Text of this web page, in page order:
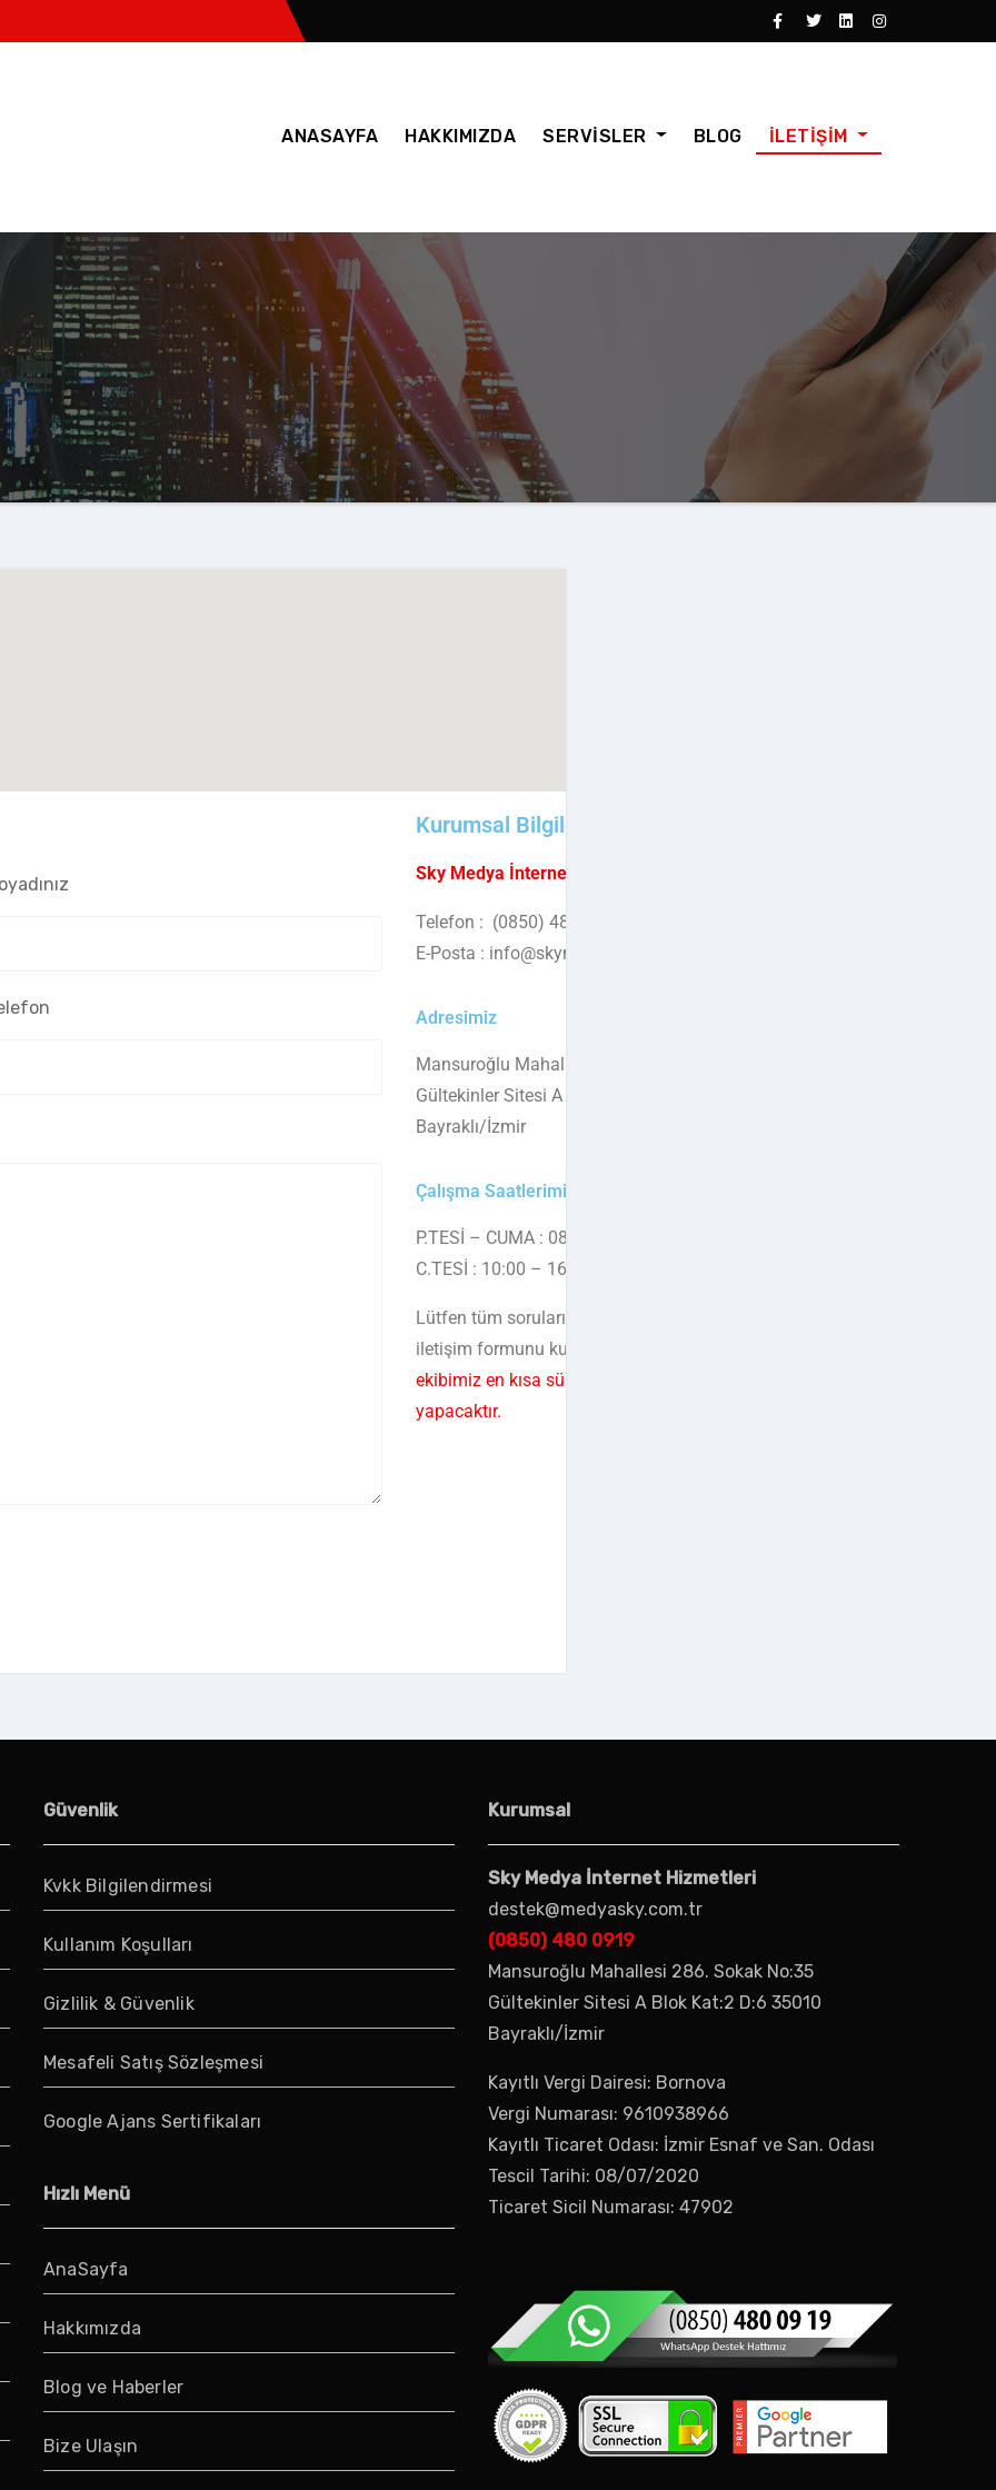
ANASAYFA HAKKIMIZDA SERVİSLER BLOG İLETİŞİM
Kurumsal Bilgiler
Sky Medya İnternet Hizmetleri
Telefon : (0850) 480 0919
E-Posta : info@skymedya.net
Adresimiz
Mansuroğlu Mahallesi 286. Sokak No:35
Gültekinler Sitesi A Blok Kat:2 D:6, 35010
Bayraklı/İzmir
Çalışma Saatlerimiz
P.TESİ – CUMA : 08:00 – 19:00
C.TESİ : 10:00 – 16:00
Lütfen tüm sorularınız ve önerileriniz için
iletişim formunu kullanınız.
ekibimiz en kısa sürede size dönüş
yapacaktır.
Güvenlik
Kvkk Bilgilendirmesi
Kullanım Koşulları
Gizlilik & Güvenlik
Mesafeli Satış Sözleşmesi
Google Ajans Sertifikaları
Hızlı Menü
AnaSayfa
Hakkımızda
Blog ve Haberler
Bize Ulaşın
Kurumsal
Sky Medya İnternet Hizmetleri
destek@medyasky.com.tr
(0850) 480 0919
Mansuroğlu Mahallesi 286. Sokak No:35
Gültekinler Sitesi A Blok Kat:2 D:6 35010
Bayraklı/İzmir
Kayıtlı Vergi Dairesi: Bornova
Vergi Numarası: 9610938966
Kayıtlı Ticaret Odası: İzmir Esnaf ve San. Odası
Tescil Tarihi: 08/07/2020
Ticaret Sicil Numarası: 47902